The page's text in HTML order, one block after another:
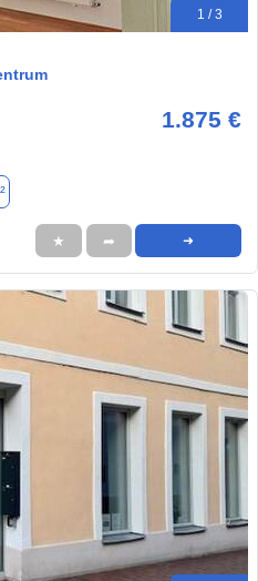
1 / 3
1.875 €
★ ➦ ➜